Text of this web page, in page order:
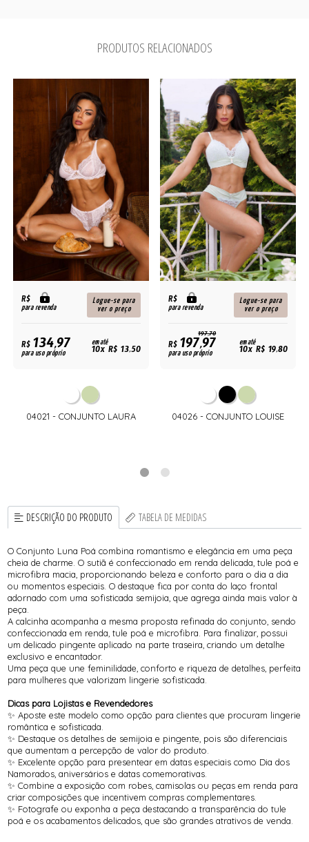
PRODUTOS RELACIONADOS
R$
para revenda
Logue-se para
ver o preço
R$134,97
para uso próprio
em até
10x R$ 13,50
04021 - CONJUNTO LAURA
R$
para revenda
Logue-se para
ver o preço
197,70
R$197,97
para uso próprio
em até
10x R$ 19,80
04026 - CONJUNTO LOUISE
DESCRIÇÃO DO PRODUTO TABELA DE MEDIDAS
O Conjunto Luna Poá combina romantismo e elegância em uma peça
cheia de charme. O sutiã é confeccionado em renda delicada, tule poá e
microfibra macia, proporcionando beleza e conforto para o dia a dia
ou momentos especiais. O destaque fica por conta do laço frontal
adornado com uma sofisticada semijoia, que agrega ainda mais valor à
peça.
A calcinha acompanha a mesma proposta refinada do conjunto, sendo
confeccionada em renda, tule poá e microfibra. Para finalizar, possui
um delicado pingente aplicado na parte traseira, criando um detalhe
exclusivo e encantador.
Uma peça que une feminilidade, conforto e riqueza de detalhes, perfeita
para mulheres que valorizam lingerie sofisticada.
Dicas para Lojistas e Revendedores
✨ Aposte este modelo como opção para clientes que procuram lingerie
romântica e sofisticada.
✨ Destaque os detalhes de semijoia e pingente, pois são diferenciais
que aumentam a percepção de valor do produto.
✨ Excelente opção para presentear em datas especiais como Dia dos
Namorados, aniversários e datas comemorativas.
✨ Combine a exposição com robes, camisolas ou peças em renda para
criar composições que incentivem compras complementares.
✨ Fotografe ou exponha a peça destacando a transparência do tule
poá e os acabamentos delicados, que são grandes atrativos de venda.